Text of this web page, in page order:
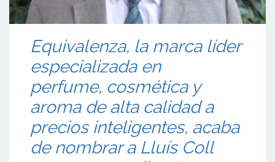
Equivalenza, la marca líder
especializada en
perfume, cosmética y
aroma de alta calidad a
precios inteligentes, acaba
de nombrar a Lluís Coll